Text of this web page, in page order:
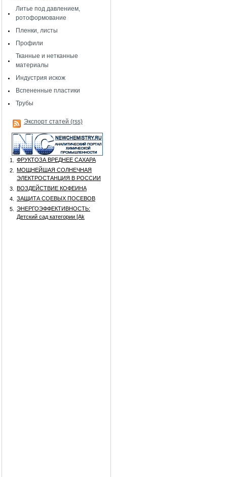
Литье под давлением,
ротоформование
Пленки, листы
Профили
Тканные и нетканные
материалы
Индустрия искож
Вспененные пластики
Трубы
Экспорт статей (rss)
1.
ФРУКТОЗА ВРЕДНЕЕ САХАРА
2.
МОЩНЕЙШАЯ СОЛНЕЧНАЯ
ЭЛЕКТРОСТАНЦИЯ В РОССИИ
3.
ВОЗДЕЙСТВИЕ КОФЕИНА
4.
ЗАЩИТА СОЕВЫХ ПОСЕВОВ
5.
ЭНЕРГОЭФФЕКТИВНОСТЬ:
Детский сад категории [Аk